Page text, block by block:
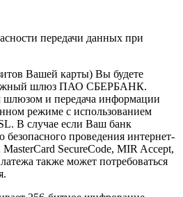
передачи данных при
Вашей карты) Вы будете
шлюз ПАО СБЕРБАНК.
и передача информации
режиме с использованием
В случае если Ваш банк
проведения интернет-
SecureCode, MIR Accept,
также может потребоваться